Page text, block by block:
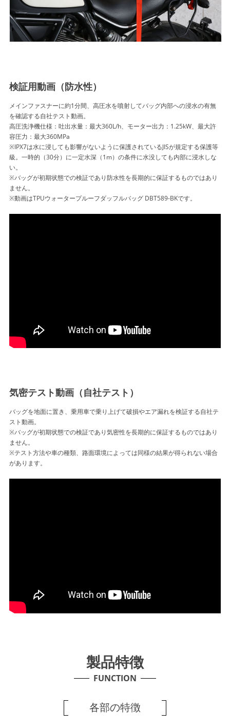
検証用動画（防水性）
メインファスナーに約1分間、高圧水を噴射してバッグ内部への浸水の有無
を確認する自社テスト動画。
高圧洗浄機仕様：吐出水量：最大360L/h、モーター出力：1.25kW、最大許
容圧力：最大360MPa
※IPX7は水に浸しても影響がないように保護されているJISが規定する保護等
級。一時的（30分）に一定水深（1m）の条件に水没しても内部に浸水しな
い。
※バッグが初期状態での検証であり防水性を長期的に保証するものではあり
ません。
※動画はTPUウォータープルーフダッフルバッグ DBT589-BKです。
気密テスト動画（自社テスト）
バッグを地面に置き、乗用車で乗り上げて破損やエア漏れを検証する自社テ
スト動画。
※バッグが初期状態での検証であり気密性を長期的に保証するものではあり
ません。
※テスト方法や車の種類、路面環境によっては同様の結果が得られない場合
があります。
製品特徴
FUNCTION
各部の特徴